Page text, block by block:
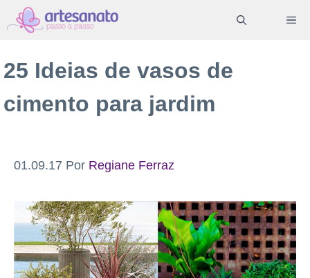
Pular
para
conteúdo
25 Ideias de vasos de
cimento para jardim
01.09.17 Por Regiane Ferraz